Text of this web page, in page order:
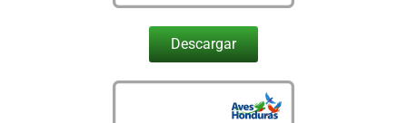
Descargar